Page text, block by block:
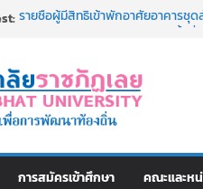
รายชื่อผู้มีสิทธิเข้าพักอาศัยอาคารชุ
ประกาศผู้ชนะการเสนอราคา จ้าง
โดยวิธีเฉพาะเจาะจง
ม.ราชภัฏเลย จัดกิจกรรมจิตอาสาบำ
สาธารณกุศล 69
มหาวิทยาลัยราชภัฏเลย ด้วยเงินนอก
การสมัครเข้าศึกษา คณะและห